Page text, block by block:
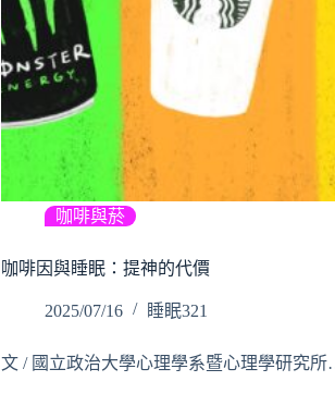
咖啡與菸
咖啡因與睡眠：提神的代價
2025/07/16 睡眠321
文 / 國立政治大學心理學系暨心理學研究